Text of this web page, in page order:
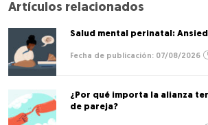
Artículos relacionados
Salud mental perinatal:
07/08/2026
¿Por qué importa la alianza
de pareja?